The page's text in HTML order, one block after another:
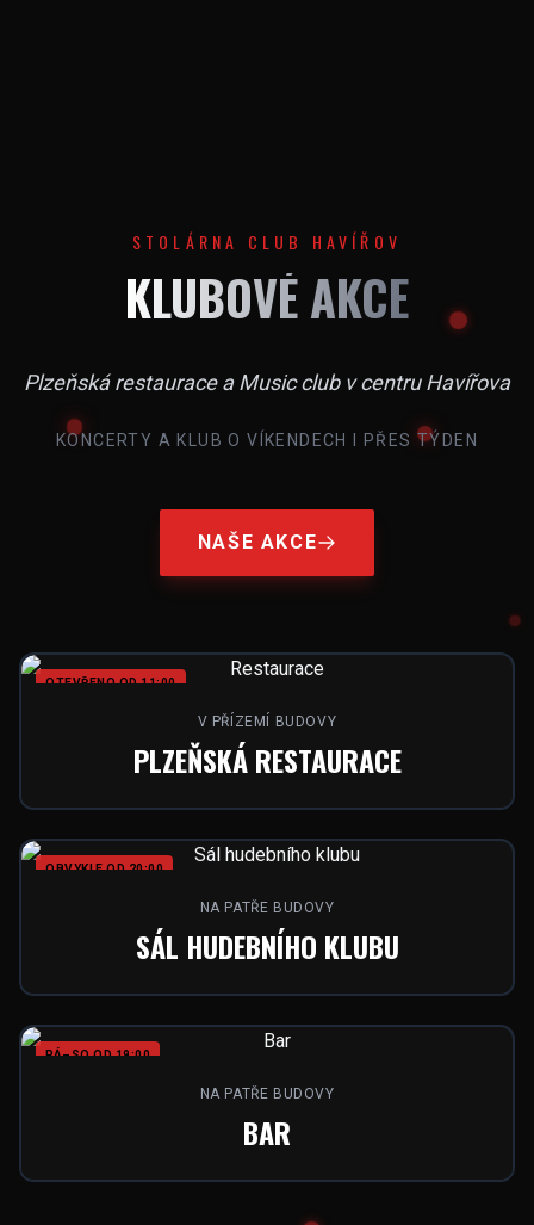
STOLÁRNA CLUB HAVÍŘOV
KLUBOVÉ AKCE
Plzeňská restaurace a Music club v centru Havířova
KONCERTY A KLUB O VÍKENDECH I PŘES TÝDEN
NAŠE AKCE
OTEVŘENO OD 11:00
V PŘÍZEMÍ BUDOVY
PLZEŇSKÁ RESTAURACE
OBVYKLE OD 20:00
NA PATŘE BUDOVY
SÁL HUDEBNÍHO KLUBU
PÁ–SO OD 19:00
NA PATŘE BUDOVY
BAR